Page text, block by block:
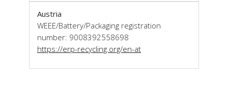
Austria
WEEE/Battery/Packaging registration
number: 9008392558698
https://erp-recycling.org/en-at